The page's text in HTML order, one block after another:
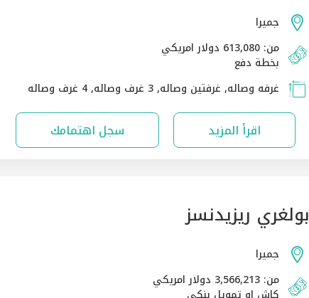
جميرا
من: 613,080 دولار امريكي
بخطة دفع
غرفه وصاله, غرفتين وصاله, 3 غرف وصاله, 4 غرف وصاله
اقرأ المزيد سجل اهتمامك
بولغري ريزيدنسز
جميرا
من: 3,566,213 دولار امريكي